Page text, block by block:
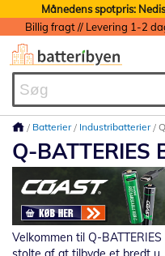
Månedens spotpris:
Batterier Industribatterier
Q-
Velkommen til Q-